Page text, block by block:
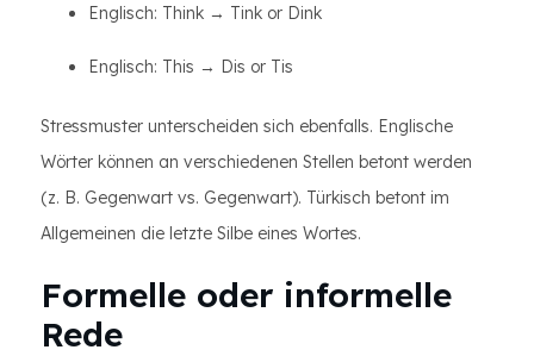
Englisch: Think → Tink or Dink
Englisch: This → Dis or Tis
Stressmuster unterscheiden sich ebenfalls. Englische
Wörter können an verschiedenen Stellen betont werden
(z. B. Gegenwart vs. Gegenwart). Türkisch betont im
Allgemeinen die letzte Silbe eines Wortes.
Formelle oder informelle
Rede